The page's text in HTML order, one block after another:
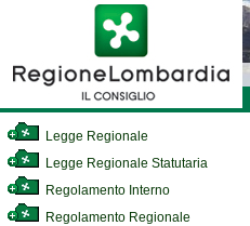
Legge Regionale
Legge Regionale Statutaria
Regolamento Interno
Regolamento Regionale